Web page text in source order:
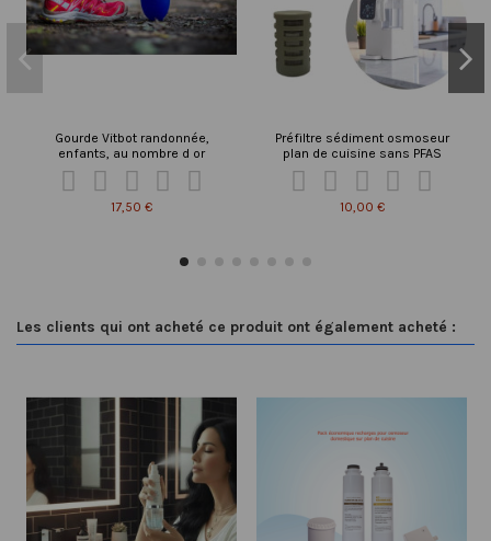
Gourde Vitbot randonnée,
enfants, au nombre d or
    
17,50 €
Préfiltre sédiment osmoseur
plan de cuisine sans PFAS
    
10,00 €
Les clients qui ont acheté ce produit ont également acheté :